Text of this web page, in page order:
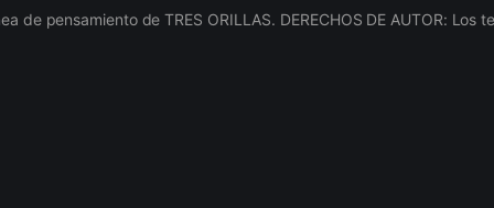
pensamiento de TRES ORILLAS. DERECHOS DE